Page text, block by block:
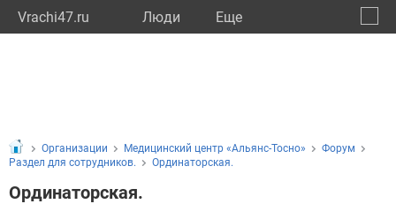
Vrachi47.ru Люди Eще
Организации Медицинский центр «Альянс-Тосно»
Форум
Раздел для сотрудников.
Ординаторская.
Ординаторская.